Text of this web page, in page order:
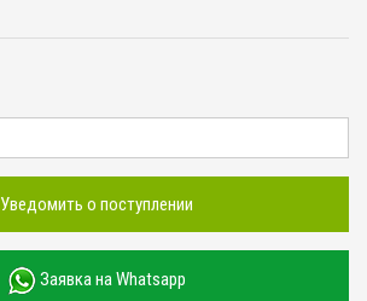
Уведомить о поступлении
Заявка на Whatsapp